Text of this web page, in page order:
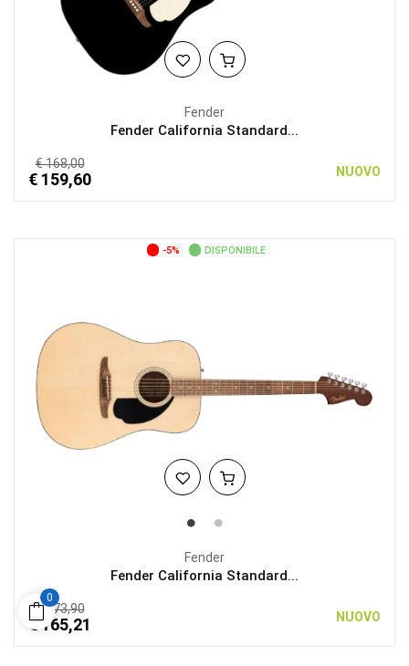
Fender
Fender California Standard...
€ 168,00
€ 159,60 NUOVO
-5% DISPONIBILE
Fender
Fender California Standard...
€ 173,90
€ 165,21 NUOVO
0